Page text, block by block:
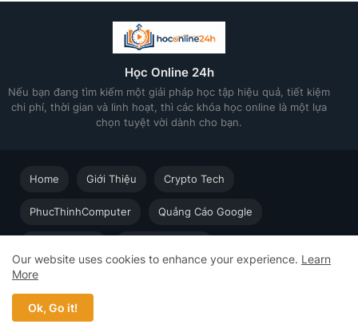
Học Online 24h
Nếu bạn đang tìm kiếm một giải pháp học tập hiệu quả, tiết kiệm
chi phí, thời gian và linh hoạt, thì các khóa học online là một lựa
chọn tuyệt vời dành cho bạn.
Học Online cùng Chuyên gia - Khóa học trực tuyến dành cho
người đi làm © 2023 - 2026 Học Online 24h - Design by
Web5s.net
Home Giới Thiệu Crypto Tech
PhucThinhComputer Quảng Cáo Google
Our website uses cookies to enhance your experience. Learn
More
Ok, Go it!